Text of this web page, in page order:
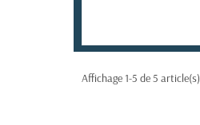
Affichage 1-5 de 5 article(s)